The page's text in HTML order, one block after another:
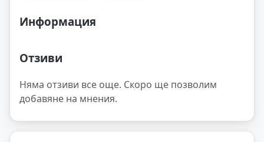
Информация
Отзиви
Няма отзиви все още. Скоро ще позволим
добавяне на мнения.